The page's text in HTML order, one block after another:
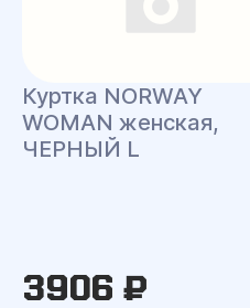
Куртка NORWAY
WOMAN женская,
ЧЕРНЫЙ L
3906 ₽